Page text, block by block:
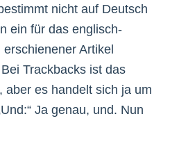
nicht auf Deutsch
ein für das englisch-
Artikel
Trackbacks ist das
aber es handelt sich ja um
Ja genau, und. Nun